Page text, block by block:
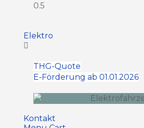
Elektro
THG-Quote
E-Förderung ab 01.01.2026
Kontakt